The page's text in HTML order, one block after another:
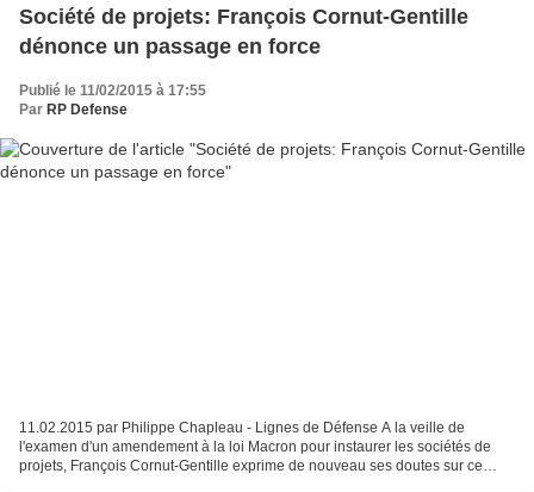
Société de projets: François Cornut-Gentille
dénonce un passage en force
Publié le 11/02/2015 à 17:55
Par RP Defense
11.02.2015 par Philippe Chapleau - Lignes de Défense A la veille de
l'examen d'un amendement à la loi Macron pour instaurer les sociétés de
projets, François Cornut-Gentille exprime de nouveau ses doutes sur ce